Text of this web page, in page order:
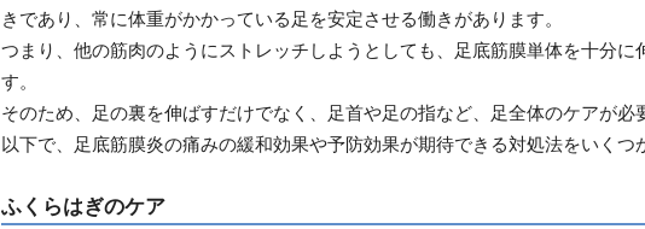
きであり、常に体重がかかっている足を安定させる働きがあります。
つまり、他の筋肉のようにストレッチしようとしても、足底筋膜単体を十分に
す。
そのため、足の裏を伸ばすだけでなく、足首や足の指など、足全体のケアが必
以下で、足底筋膜炎の痛みの緩和効果や予防効果が期待できる対処法をいくつ
ふくらはぎのケア